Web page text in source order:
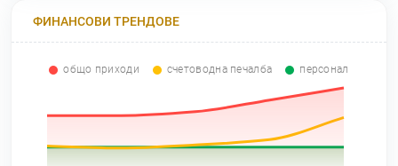
ФИНАНСОВИ ТРЕНДОВЕ
общо приходи счетоводна печалба персонал